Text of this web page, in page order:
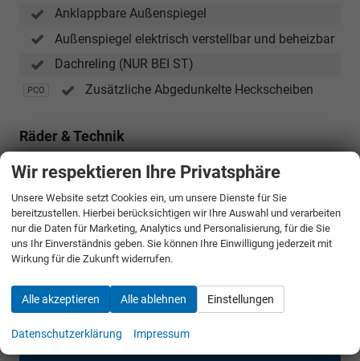
Anklappbare Außenspiegel
Außenspiegel elektrisch verstellbar und beheizbar
Dachreling (NUR BEI ST)
PCO Zusätzliche Abgedunkelte Heckscheiben
Räder & Technik
16 Zoll Leichtmetallfelgen
Gesamtpreis 22.990,– €
incl. 19% MwSt. und den Kosten für Überführung und Kfz-Brief
Bestellunterlagen anfordern
Angebot anfordern
Wir respektieren Ihre Privatsphäre
Unsere Website setzt Cookies ein, um unsere Dienste für Sie
bereitzustellen. Hierbei berücksichtigen wir Ihre Auswahl und verarbeiten
nur die Daten für Marketing, Analytics und Personalisierung, für die Sie
uns Ihr Einverständnis geben. Sie können Ihre Einwilligung jederzeit mit
Wirkung für die Zukunft widerrufen.
Alle akzeptieren Alle ablehnen Einstellungen
Datenschutzerklärung Impressum